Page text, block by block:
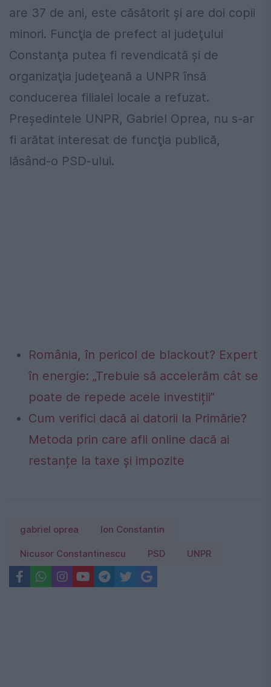
are 37 de ani, este căsătorit şi are doi copii
minori. Funcţia de prefect al judeţului
Constanţa putea fi revendicată şi de
organizaţia judeţeană a UNPR însă
conducerea filialei locale a refuzat.
Preşedintele UNPR, Gabriel Oprea, nu s-ar
fi arătat interesat de funcţia publică,
lăsând-o PSD-ului.
România, în pericol de blackout? Expert
în energie: „Trebuie să accelerăm cât se
poate de repede acele investiții”
Cum verifici dacă ai datorii la Primărie?
Metoda prin care afli online dacă ai
restanțe la taxe și impozite
gabriel oprea Ion Constantin
Nicusor Constantinescu PSD UNPR